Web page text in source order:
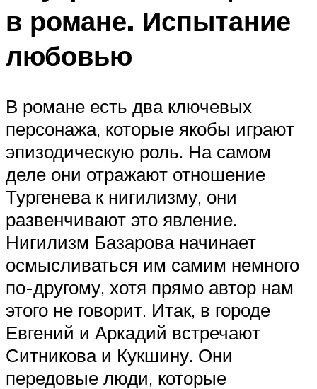
в романе. Испытание
любовью
В романе есть два ключевых
персонажа, которые якобы играют
эпизодическую роль. На самом
деле они отражают отношение
Тургенева к нигилизму, они
развенчивают это явление.
Нигилизм Базарова начинает
осмысливаться им самим немного
по-другому, хотя прямо автор нам
этого не говорит. Итак, в городе
Евгений и Аркадий встречают
Ситникова и Кукшину. Они
передовые люди, которые